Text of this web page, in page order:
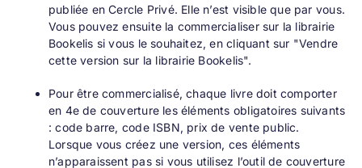
publiée en Cercle Privé. Elle n’est visible que par vous.
Vous pouvez ensuite la commercialiser sur la librairie
Bookelis si vous le souhaitez, en cliquant sur "Vendre
cette version sur la librairie Bookelis".
Pour être commercialisé, chaque livre doit comporter
en 4e de couverture les éléments obligatoires suivants
:code barre, code ISBN, prix de vente public.
Lorsque vous créez une version, ces éléments
n’apparaissent pas si vous utilisez l’outil de couverture